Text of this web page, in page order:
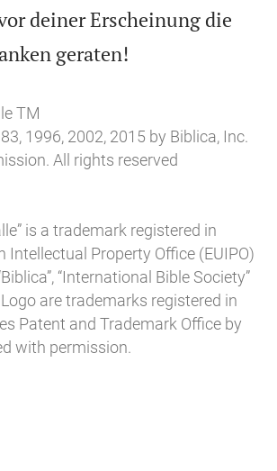
deiner Erscheinung die
geraten!
TM
1996, 2002, 2015 by Biblica, Inc.
All rights reserved
is a trademark registered in
Intellectual Property Office (EUIPO)
“International Bible Society”
are trademarks registered in
Patent and Trademark Office by
with permission.